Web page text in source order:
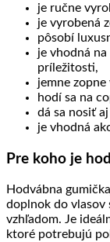
je ručne
je vyrobená
pôsobí
je vhodná
príležitosti,
jemne
hodí sa na
dá sa nosiť
je vhodná
Pre koho je
Hodvábna
doplnok do vlasov
vzhľadom. Je
ktoré potrebujú